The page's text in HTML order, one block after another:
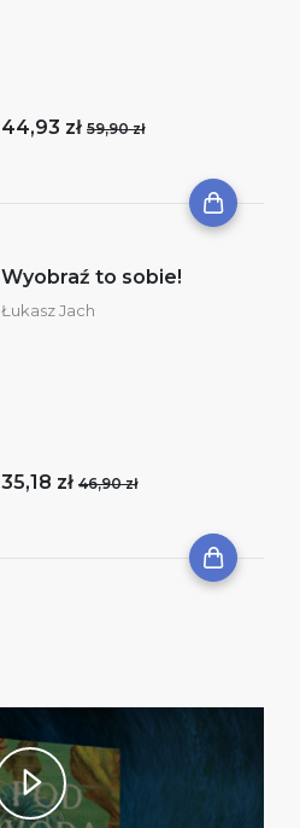
44,93 zł 59,90 zł
Wyobraź to sobie!
Łukasz Jach
35,18 zł 46,90 zł